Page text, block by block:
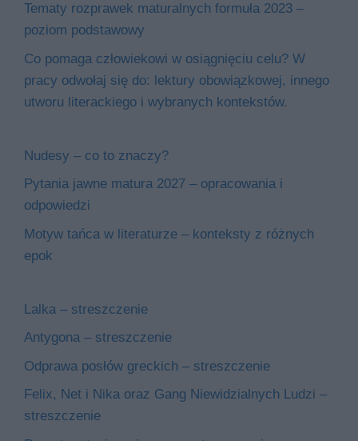
Tematy rozprawek maturalnych formuła 2023 –
poziom podstawowy
Co pomaga człowiekowi w osiągnięciu celu? W
pracy odwołaj się do: lektury obowiązkowej, innego
utworu literackiego i wybranych kontekstów.
Nudesy – co to znaczy?
Pytania jawne matura 2027 – opracowania i
odpowiedzi
Motyw tańca w literaturze – konteksty z różnych
epok
Lalka – streszczenie
Antygona – streszczenie
Odprawa posłów greckich – streszczenie
Felix, Net i Nika oraz Gang Niewidzialnych Ludzi –
streszczenie